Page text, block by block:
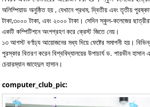
অলিম্পিয়াড অনুষ্ঠিত হয় , যেখানে প্রথম, দ্বিতীয় এবং তৃতীয়
টাকা,৩০০০ টাকা, এবং ২০০০ টাকা। সেদিন স্কুল-কলেজের
একটি কম্পিটিশনে অংশগ্রহণ করে ক্রেস্ট জিতে নেয়।
১৩ আগস্ট বর্ণাঢ্য আয়োজনের মধ্য দিয়ে ফেষ্টের সমাপনী হয়।
পুরস্কার বিতরণ করেন বিশ্ববিদ্যালয়ের উপাচার্য ড. পারভীন হাসান
চেয়ারম্যান জাহেদুল হাসান।
computer_club_pic: